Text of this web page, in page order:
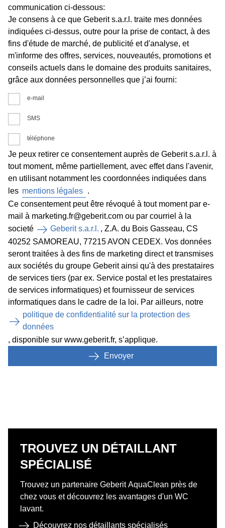
communication ci-dessous:
Je consens à ce que Geberit s.a.r.l. traite mes données
indiquées ci-dessus, outre pour la prise de contact, à des
fins d'étude de marché, de publicité et d'analyse, et
m'informe des offres, services, nouveautés, promotions et
conseils actuels dans le domaine des produits sanitaires,
grâce aux données personnelles que j’ai fourni:
e-mail
SMS
téléphone
Je peux retirer ce consentement auprès de Geberit s.a.r.l. à
tout moment, même partiellement, avec effet dans l'avenir,
en utilisant notamment les coordonnées indiquées dans
les mentions légales .
Ce consentement peut être révoqué à tout moment par e-
mail à marketing.fr@geberit.com ou par courriel à la
societé
Geberit s.a.r.l. , Z.A. du Bois Gasseau, CS
40252 SAMOREAU, 77215 AVON CEDEX. Vos données
seront traitées à des fins de marketing direct et transmises
aux sociétés du groupe Geberit ainsi qu'à des prestataires
de services tiers (par ex. Service postal et les prestataires
de services informatiques) et fournisseur de services
informatiques dans le cadre de la loi. Par ailleurs, notre
politique de confidentialité sur la protection des
données
, disponible sur www.geberit.fr, s’applique.
Envoyer
TROUVEZ UN DÉTAILLANT
SPÉCIALISÉ
Trouvez un partenaire Geberit AquaClean près de
chez vous et découvrez les avantages d'un WC
lavant.
Découvrez nos détaillants spécialisés